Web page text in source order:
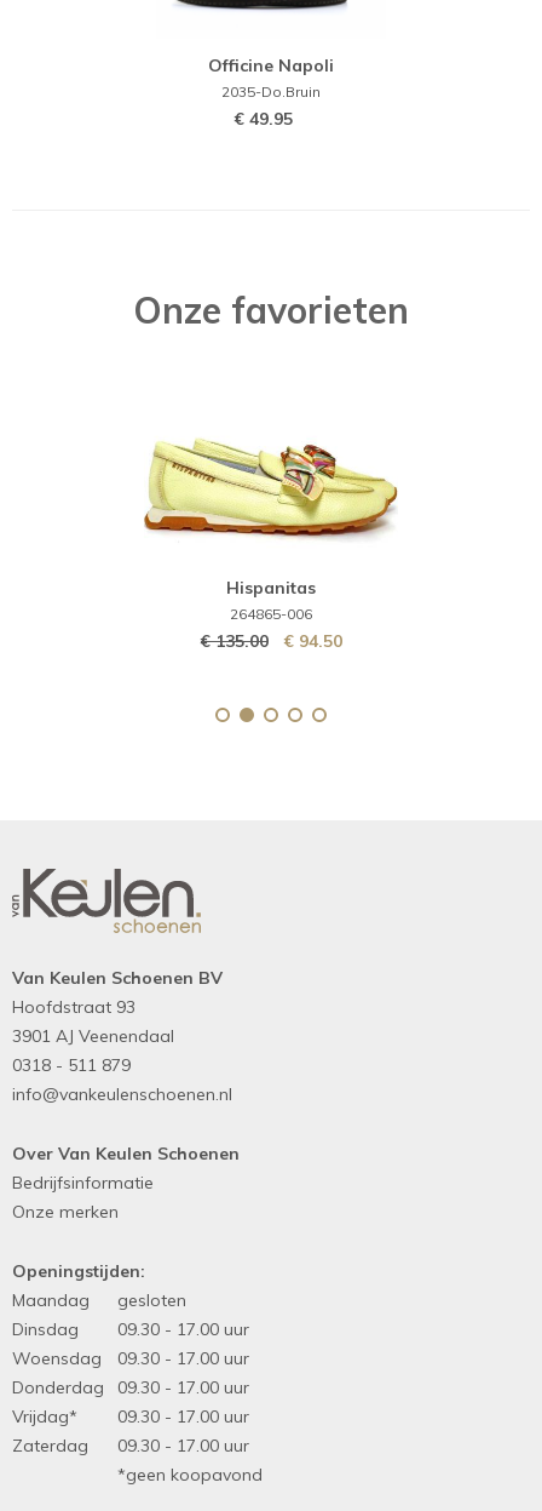
Officine Napoli
2035-Do.Bruin
€ 49.95
Onze favorieten
Hispanitas
264865-006
€ 135.00 € 94.50
Van Keulen Schoenen BV
Hoofdstraat 93
3901 AJ Veenendaal
0318 - 511 879
info@vankeulenschoenen.nl
Over Van Keulen Schoenen
Bedrijfsinformatie
Onze merken
Openingstijden:
Maandag
gesloten
Dinsdag
09.30 - 17.00 uur
Woensdag
09.30 - 17.00 uur
Donderdag
09.30 - 17.00 uur
Vrijdag*
09.30 - 17.00 uur
Zaterdag
09.30 - 17.00 uur
*geen koopavond